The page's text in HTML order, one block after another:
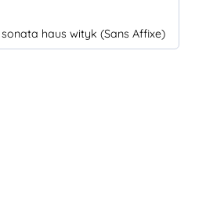
haus wityk (Sans Affixe)